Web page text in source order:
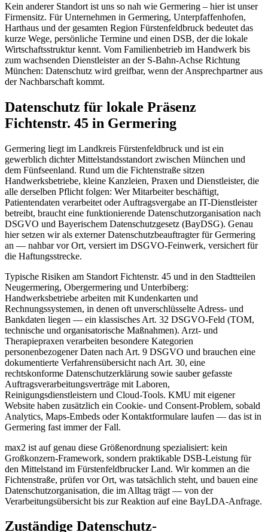
Kein anderer Standort ist uns so nah wie Germering – hier ist unser
Firmensitz. Für Unternehmen in Germering, Unterpfaffenhofen,
Harthaus und der gesamten Region Fürstenfeldbruck bedeutet das
kurze Wege, persönliche Termine und einen DSB, der die lokale
Wirtschaftsstruktur kennt. Vom Familienbetrieb im Handwerk bis
zum wachsenden Dienstleister an der S-Bahn-Achse Richtung
München: Datenschutz wird greifbar, wenn der Ansprechpartner aus
der Nachbarschaft kommt.
Datenschutz für lokale Präsenz
Fichtenstr. 45 in Germering
Germering liegt im Landkreis Fürstenfeldbruck und ist ein
gewerblich dichter Mittelstandsstandort zwischen München und
dem Fünfseenland. Rund um die Fichtenstraße sitzen
Handwerksbetriebe, kleine Kanzleien, Praxen und Dienstleister, die
alle derselben Pflicht folgen: Wer Mitarbeiter beschäftigt,
Patientendaten verarbeitet oder Auftragsvergabe an IT-Dienstleister
betreibt, braucht eine funktionierende Datenschutzorganisation nach
DSGVO und Bayerischem Datenschutzgesetz (BayDSG). Genau
hier setzen wir als externer Datenschutzbeauftragter für Germering
an — nahbar vor Ort, versiert im DSGVO-Feinwerk, versichert für
die Haftungsstrecke.
Typische Risiken am Standort Fichtenstr. 45 und in den Stadtteilen
Neugermering, Obergermering und Unterbiberg:
Handwerksbetriebe arbeiten mit Kundenkarten und
Rechnungssystemen, in denen oft unverschlüsselte Adress- und
Bankdaten liegen — ein klassisches Art. 32 DSGVO-Feld (TOM,
technische und organisatorische Maßnahmen). Arzt- und
Therapiepraxen verarbeiten besondere Kategorien
personenbezogener Daten nach Art. 9 DSGVO und brauchen eine
dokumentierte Verfahrensübersicht nach Art. 30, eine
rechtskonforme Datenschutzerklärung sowie sauber gefasste
Auftragsverarbeitungsverträge mit Laboren,
Reinigungsdienstleistern und Cloud-Tools. KMU mit eigener
Website haben zusätzlich ein Cookie- und Consent-Problem, sobald
Analytics, Maps-Embeds oder Kontaktformulare laufen — das ist in
Germering fast immer der Fall.
max2 ist auf genau diese Größenordnung spezialisiert: kein
Großkonzern-Framework, sondern praktikable DSB-Leistung für
den Mittelstand im Fürstenfeldbrucker Land. Wir kommen an die
Fichtenstraße, prüfen vor Ort, was tatsächlich steht, und bauen eine
Datenschutzorganisation, die im Alltag trägt — von der
Verarbeitungsübersicht bis zur Reaktion auf eine BayLDA-Anfrage.
Zuständige Datenschutz-